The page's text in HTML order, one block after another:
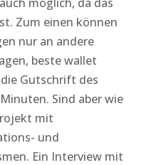
Zum einen können
nur an andere
beste wallet
Gutschrift des
Sind aber wie
mit
und
Ein Interview mit